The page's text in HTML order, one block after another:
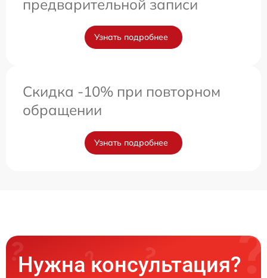
предварительной записи
Узнать подробнее
Скидка -10% при повторном
обращении
Узнать подробнее
Нужна консультация?